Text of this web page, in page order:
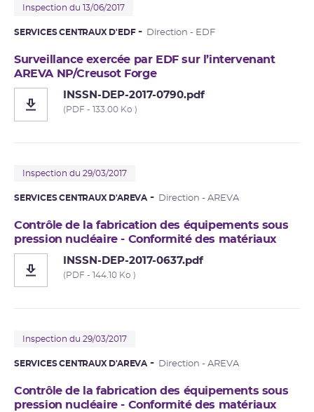
Inspection du 13/06/2017
SERVICES CENTRAUX D'EDF Direction - EDF
Surveillance exercée par EDF sur l’intervenant
AREVA NP/Creusot Forge
INSSN-DEP-2017-0790.pdf
(PDF - 133.00 Ko )
Inspection du 29/03/2017
SERVICES CENTRAUX D'AREVA Direction - AREVA
Contrôle de la fabrication des équipements sous
pression nucléaire - Conformité des matériaux
INSSN-DEP-2017-0637.pdf
(PDF - 144.10 Ko )
Inspection du 29/03/2017
SERVICES CENTRAUX D'AREVA Direction - AREVA
Contrôle de la fabrication des équipements sous
pression nucléaire - Conformité des matériaux